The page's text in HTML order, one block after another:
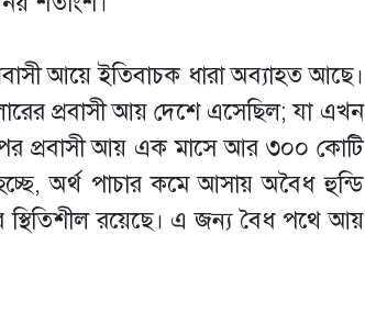
আয়ে ইতিবাচক ধারা অব্যাহত আছে।
প্রবাসী আয় দেশে এসেছিল; যা এখন
প্রবাসী আয় এক মাসে আর ৩০০ কোটি
অর্থ পাচার কমে আসায় অবৈধ হুন্ডি
স্থিতিশীল রয়েছে। এ জন্য বৈধ পথে আয়